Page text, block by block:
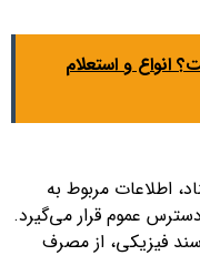
انواع و استعلام
اطلاعات مربوط به
عموم قرار می‌گیرد.
فیزیکی، از مصرف